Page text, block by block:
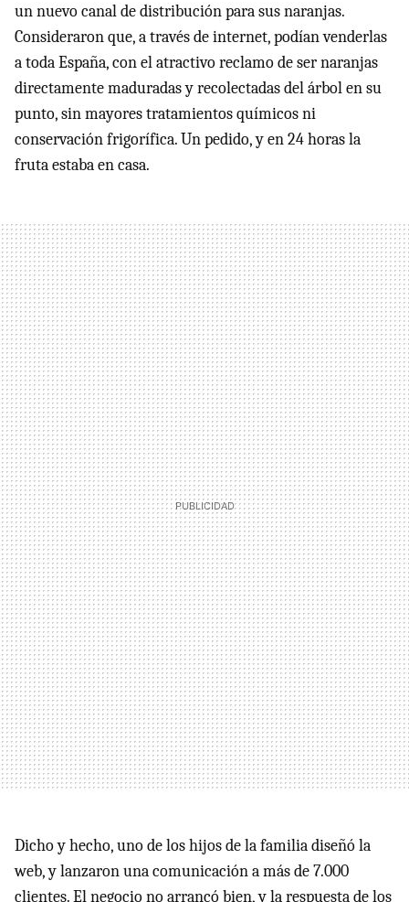
un nuevo canal de distribución para sus naranjas.
Consideraron que, a través de internet, podían venderlas
a toda España, con el atractivo reclamo de ser naranjas
directamente maduradas y recolectadas del árbol en su
punto, sin mayores tratamientos químicos ni
conservación frigorífica. Un pedido, y en 24 horas la
fruta estaba en casa.
Dicho y hecho, uno de los hijos de la familia diseñó la
web, y lanzaron una comunicación a más de 7.000
clientes. El negocio no arrancó bien, y la respuesta de los